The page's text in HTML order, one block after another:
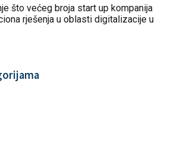
što većeg broja start up kompanija
rješenja u oblasti digitalizacije u